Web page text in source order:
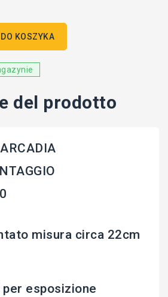
KOSZYKA
del prodotto
misura circa 22cm
esposizione